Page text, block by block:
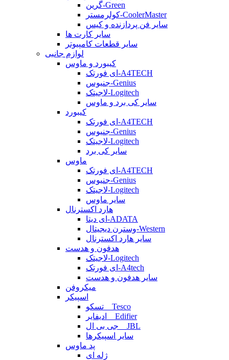
گرین-Green
کولرمستر-CoolerMaster
سایر فن پردازنده و کیس
سایر کارت ها
سایر قطعات کامپیوتر
لوازم جانبی
کیبورد و ماوس
ای فورتک-A4TECH
جنیوس-Genius
لاجیتک-Logitech
سایر کی برد و ماوس
کیبورد
ای فورتک-A4TECH
جنیوس-Genius
لاجیتک-Logitech
سایر کی برد
ماوس
ای فورتک-A4TECH
جنیوس-Genius
لاجیتک-Logitech
سایر ماوس
هارد اکسترنال
ای دیتا-ADATA
وسترن دیجیتال-Western
سایر هارد اکسترنال
هدفون و هدست
لاجیتک-Logitech
ای فورتک-A4tech
سایر هدفون و هدست
میکروفن
اسپیکر
تسکو _ Tesco
ادیفایر _ Edifier
جی بی ال _ JBL
سایر اسپیکرها
پد ماوس
ژله ای